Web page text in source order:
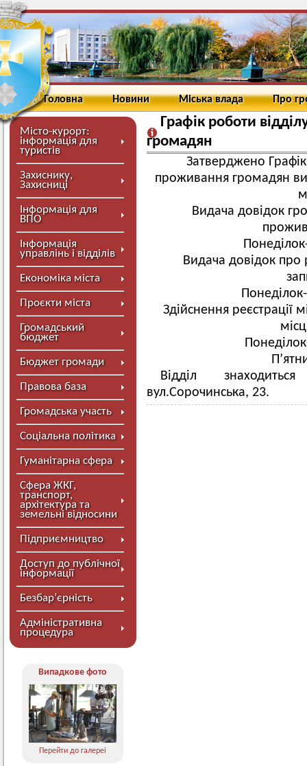
Головна Новини Міська влада Про
Місто-курорт:
інформація для
туристів
Захиснику,
Захисниці
Інформація для
ВПО
Інформація
управлінь і відділів
Економіка міста
Проєкти міста
Громадський
бюджет
Бюджет громади
Правова база
Громадська участь
Соціальна політика
Гуманітарна сфера
Сфера ЖКГ,
транспорт,
архітектура та
земельні відносини
Підприємництво
Доступ до публічної
інформації
Безбар’єрність
Адміністративна
процедура
Випадкове фото
Перейти до галереї
Графік роботи
громадян
Затверджено Графік
проживання громадян
Видача довідок
Видача довідок про
Здійснення реєстрації
Відділ
вул.Сорочинська, 23.